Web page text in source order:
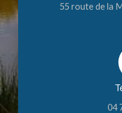
55 route de la
04